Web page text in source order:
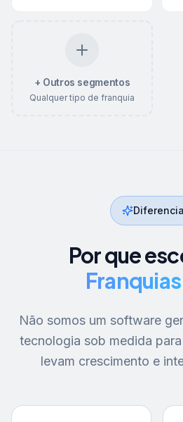
+ Outros segmentos
Qualquer tipo de franquia
Por que
Não somos um software
tecnologia sob medida
levam crescimento e